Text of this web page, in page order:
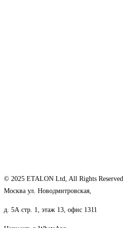
© 2025 ETALON Ltd, All Rights Reserved
Москва ул. Новодмитровская,
д. 5А стр. 1, этаж 13, офис 1311